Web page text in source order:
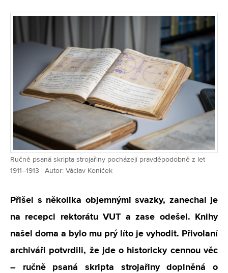
Ručně psaná skripta strojařiny pocházejí pravděpodobně z let
1911–1913 | Autor: Václav Koníček
Přišel s několika objemnými svazky, zanechal je
na recepci rektorátu VUT a zase odešel. Knihy
našel doma a bylo mu prý líto je vyhodit. Přivolaní
archiváři potvrdili, že jde o historicky cennou věc
– ručně psaná skripta strojařiny doplněná o